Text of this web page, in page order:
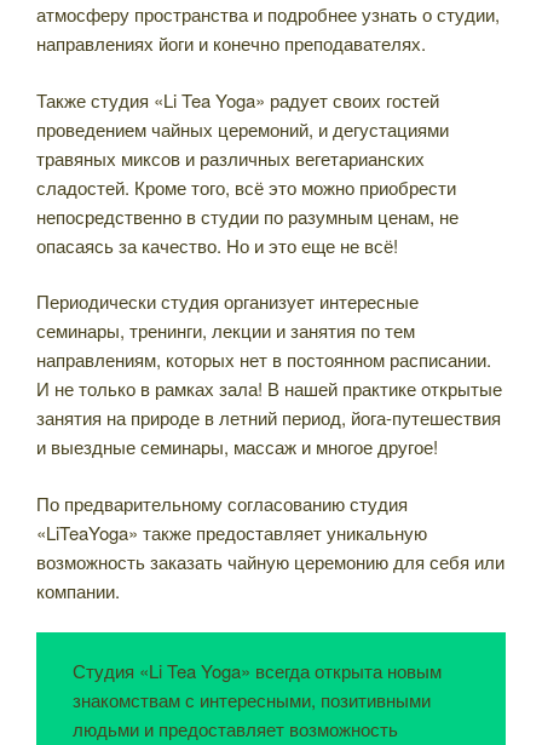
атмосферу пространства и подробнее узнать о студии,
направлениях йоги и конечно преподавателях.
Также студия «Li Tea Yoga» радует своих гостей
проведением чайных церемоний, и дегустациями
травяных миксов и различных вегетарианских
сладостей. Кроме того, всё это можно приобрести
непосредственно в студии по разумным ценам, не
опасаясь за качество. Но и это еще не всё!
Периодически студия организует интересные
семинары, тренинги, лекции и занятия по тем
направлениям, которых нет в постоянном расписании.
И не только в рамках зала! В нашей практике открытые
занятия на природе в летний период, йога-путешествия
и выездные семинары, массаж и многое другое!
По предварительному согласованию студия
«LiTeaYoga» также предоставляет уникальную
возможность заказать чайную церемонию для себя или
компании.
Студия «Li Tea Yoga» всегда открыта новым
знакомствам с интересными, позитивными
людьми и предоставляет возможность